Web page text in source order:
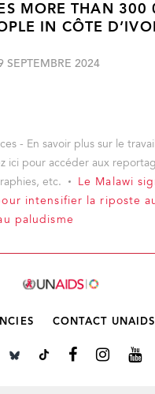
MORE THAN 300
IN CÔTE
SEPTEMBRE 2024
- En savoir plus sur le
ici pour accéder aux
etc.
Le Malawi
intensifier la riposte
paludisme
CONTACT UNAIDS